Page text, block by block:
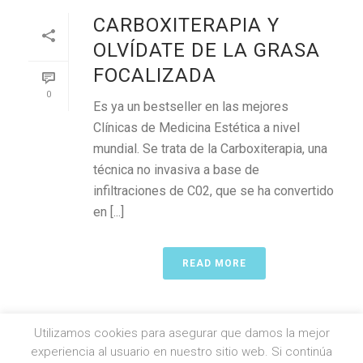
0
CARBOXITERAPIA Y
OLVÍDATE DE LA GRASA
FOCALIZADA
Es ya un bestseller en las mejores
Clínicas de Medicina Estética a nivel
mundial. Se trata de la Carboxiterapia, una
técnica no invasiva a base de
infiltraciones de C02, que se ha convertido
en [...]
READ MORE
Utilizamos cookies para asegurar que damos la mejor
experiencia al usuario en nuestro sitio web. Si continúa